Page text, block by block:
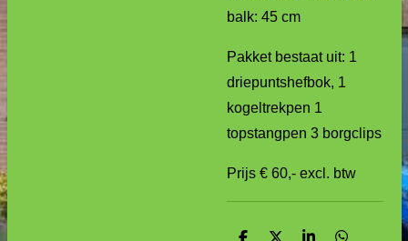
balk: 45 cm
Pakket bestaat uit: 1
driepuntshefbok, 1
kogeltrekpen 1
topstangpen 3 borgclips
Prijs € 60,- excl. btw